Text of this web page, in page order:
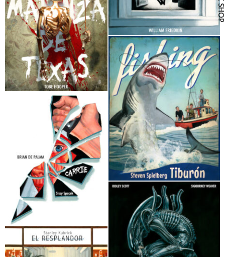
La semilla del diablo Fernando
Vicente
La Naranja Mecánica Fernando
Vicente
El Exorcista Fernando Vicente
La matanza de Texas Fernando